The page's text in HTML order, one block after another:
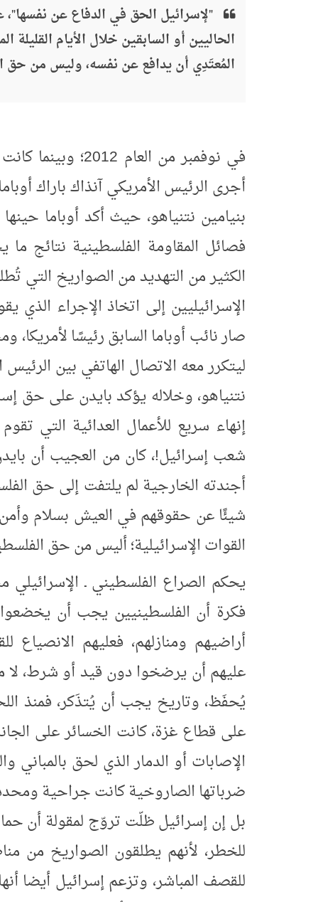
"لإسرائيل الحق في الدفاع عن
الحاليين أو السابقين خلال الأيام
المُعتَدِي أن يدافع عن نفسه، وليس من حق
في نوفمبر من
أجرى الرئيس الأمريكي آنذاك باراك
بنيامين نتنياهو، حيث أكد أوباما
فصائل المقاومة الفلسطينية نتائج
الكثير من التهديد من الصواريخ التي
صار نائب أوباما السابق رئيسًا لأمريكا،
ليتكرر معه الاتصال الهاتفي بين
نتنياهو، وخلاله يؤكد بايدن على حق
إنهاء سريع للأعمال العدائية التي
شعب إسرائيل!، كان من العجيب أن
أجندته الخارجية لم يلتفت إلى حق
شيئًا عن حقوقهم في العيش بسلام وأمن
القوات الإسرائيلية؛ أليس من حق
يحكم الصراع الفلسطيني ـ الإسرائيلي
فكرة أن الفلسطينيين يجب أن يخضعوا
أراضيهم ومنازلهم، فعليهم الانصياع
عليهم أن يرضخوا دون قيد أو شرط،
يُحفَظ، وتاريخ يجب أن يُتذَكر، فمنذ
على قطاع غزة، كانت الخسائر على
الإصابات أو الدمار الذي لحق
ضرباتها الصاروخية كانت جراحية
بل إن إسرائيل ظلّت تروّج لمقولة أن
للخطر، لأنهم يطلقون الصواريخ من
للقصف المباشر، وتزعم إسرائيل